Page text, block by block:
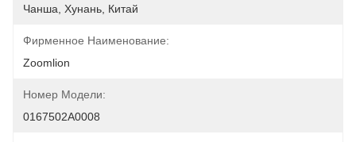
Чанша, Хунань, Китай
Фирменное Наименование:
Zoomlion
Номер Модели:
0167502A0008